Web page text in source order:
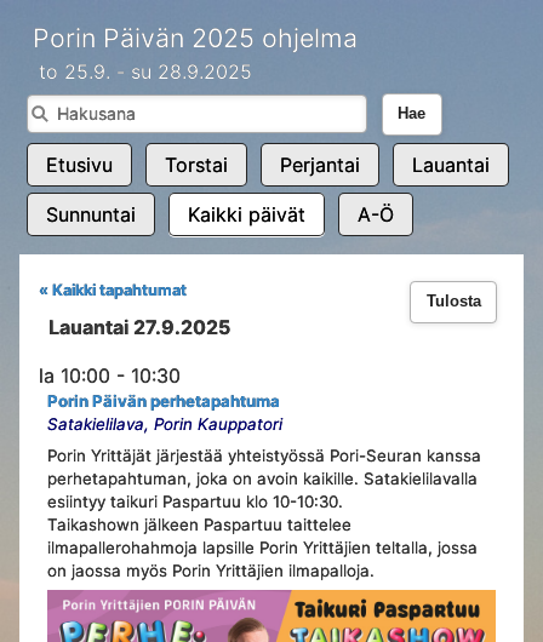
Porin Päivän 2025 ohjelma
to 25.9. - su 28.9.2025
Hae
Etusivu Torstai Perjantai Lauantai
Sunnuntai Kaikki päivät A-Ö
Tulosta
« Kaikki tapahtumat
Lauantai 27.9.2025
la 10:00 - 10:30
Porin Päivän perhetapahtuma
Satakielilava, Porin Kauppatori
Porin Yrittäjät järjestää yhteistyössä Pori-Seuran kanssa
perhetapahtuman, joka on avoin kaikille. Satakielilavalla
esiintyy taikuri Paspartuu klo 10-10:30.
Taikashown jälkeen Paspartuu taittelee
ilmapallerohahmoja lapsille Porin Yrittäjien teltalla, jossa
on jaossa myös Porin Yrittäjien ilmapalloja.